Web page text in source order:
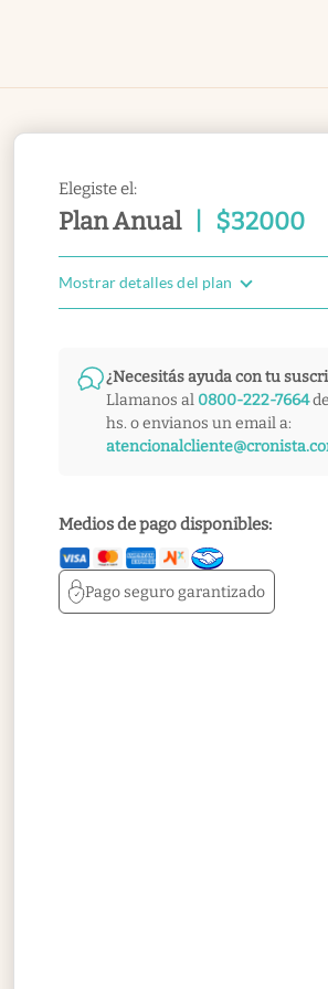
Elegiste el:
Plan Anual $32000
Mostrar detalles del plan
¿Necesitás ayuda con tu
Llamanos al 0800-222-7664
hs. o envianos un email a:
Medios de pago disponibles:
Pago segurogarantizado